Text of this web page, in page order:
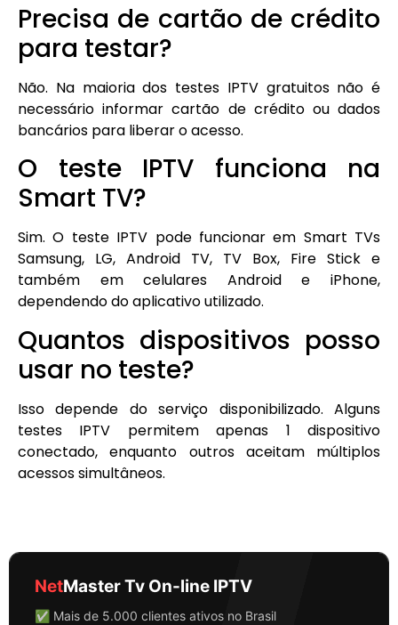
Precisa de cartão de crédito
para testar?
Não. Na maioria dos testes IPTV gratuitos não é
necessário informar cartão de crédito ou dados
bancários para liberar o acesso.
O teste IPTV funciona na
Smart TV?
Sim. O teste IPTV pode funcionar em Smart TVs
Samsung, LG, Android TV, TV Box, Fire Stick e
também em celulares Android e iPhone,
dependendo do aplicativo utilizado.
Quantos dispositivos posso
usar no teste?
Isso depende do serviço disponibilizado. Alguns
testes IPTV permitem apenas 1 dispositivo
conectado, enquanto outros aceitam múltiplos
acessos simultâneos.
NetMaster Tv On-line IPTV
✅ Mais de 5.000 clientes ativos no Brasil